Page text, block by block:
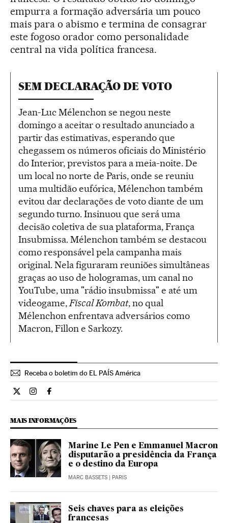
empurra a formação adversária um pouco
mais para o abismo e termina de consagrar
este fogoso orador como personalidade
central na vida política francesa.
SEM DECLARAÇÃO DE VOTO
Jean-Luc Mélenchon se negou neste
domingo a aceitar o resultado anunciado a
partir das estimativas, esperando que
chegassem os números oficiais do Ministério
do Interior, previstos para a meia-noite. De
um local no norte de Paris, onde se reuniu
uma multidão eufórica, Mélenchon também
evitou dar declarações de voto diante de um
segundo turno. Insinuou que será uma
decisão coletiva de sua plataforma, França
Insubmissa. Mélenchon também se destacou
como responsável pela campanha mais
original. Nela figuraram reuniões simultâneas
graças ao uso de hologramas, um canal no
YouTube, uma "rádio insubmissa" e até um
videogame, Fiscal Kombat, no qual
Mélenchon enfrentava adversários como
Macron, Fillon e Sarkozy.
Receba o boletim do EL PAÍS América
Internacional El País Brasil en Twitter
Internacional El País Brasil en Instagram
Internacional El País Brasil en Facebook
MAIS INFORMAÇÕES
Marine Le Pen e Emmanuel Macron
disputarão a presidência da França
e o destino da Europa
MARC BASSETS | PARIS
Seis chaves para as eleições
francesas